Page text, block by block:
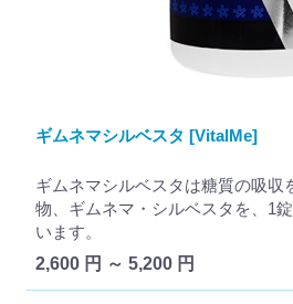
ギムネマシルベスタ [VitalMe]
ギムネマシルベスタは糖質の吸収
物、ギムネマ・シルベスタを、1
います。
2,600 円 ～ 5,200 円